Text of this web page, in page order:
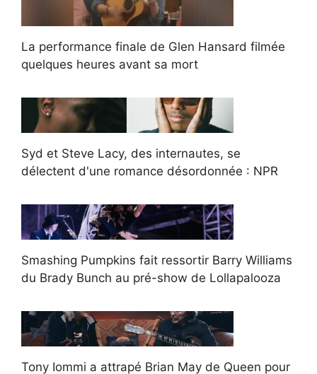
La performance finale de Glen Hansard filmée
quelques heures avant sa mort
Syd et Steve Lacy, des internautes, se
délectent d'une romance désordonnée : NPR
Smashing Pumpkins fait ressortir Barry Williams
du Brady Bunch au pré-show de Lollapalooza
Tony Iommi a attrapé Brian May de Queen pour